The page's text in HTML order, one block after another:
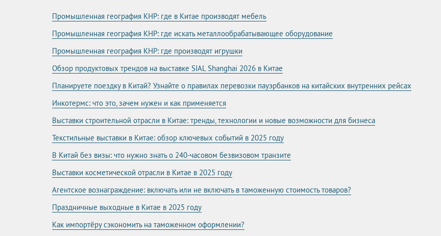
Промышленная география КНР: где в Китае производят мебель
Промышленная география КНР: где искать металлообрабатывающее оборудование
Промышленная география КНР: где производят игрушки
Обзор продуктовых трендов на выставке SIAL Shanghai 2026 в Китае
Планируете поездку в Китай? Узнайте о правилах перевозки пауэрбанков на китайских внутренних рейсах
Инкотермс: что это, зачем нужен и как применяется
Выставки строительной отрасли в Китае: тренды, технологии и новые возможности для бизнеса
Текстильные выставки в Китае: обзор ключевых событий в 2025 году
В Китай без визы: что нужно знать о 240-часовом безвизовом транзите
Выставки косметической отрасли в Китае в 2025 году
Агентское вознаграждение: включать или не включать в таможенную стоимость товаров?
Праздничные выходные в Китае в 2025 году
Как импортёру сэкономить на таможенном оформлении?